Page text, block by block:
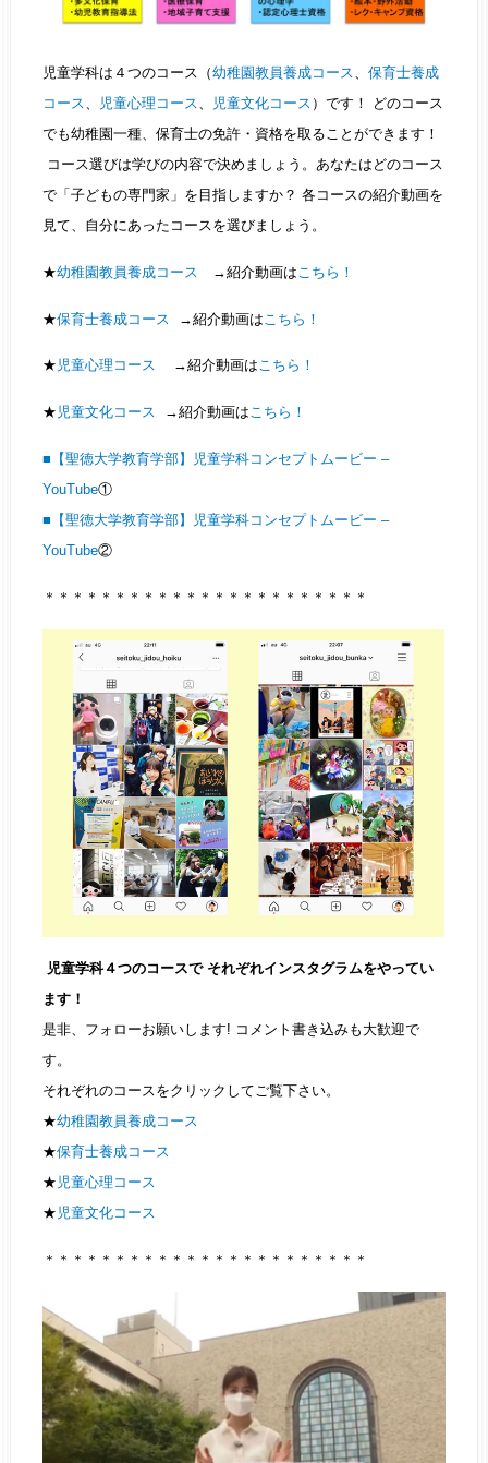
児童学科は４つのコース（幼稚園教員養成コース、保育士養成
コース、 児童心理コース、 児童文化コース ）です！ どのコース
でも幼稚園一種、保育士の免許・資格を取ることができます！
コース選びは学びの内容で決めましょう。あなたはどのコース
で「子どもの専門家」を目指しますか？ 各コースの紹介動画を
見て、自分にあったコースを選びましょう。
★幼稚園教員養成コース →紹介動画は こちら！
★保育士養成コース →紹介動画は こちら！
★ 児童心理コース →紹介動画はこちら！
★ 児童文化コース →紹介動画はこちら！
■【聖徳大学教育学部】児童学科コンセプトムービー –
YouTube①
■【聖徳大学教育学部】児童学科コンセプトムービー –
YouTube②
＊＊＊＊＊＊＊＊＊＊＊＊＊＊＊＊＊＊＊＊＊＊＊
児童学科４つのコースで それぞれインスタグラムをやってい
ます！
是非、フォローお願いします! コメント書き込みも大歓迎で
す。
それぞれのコースをクリックしてご覧下さい。
★幼稚園教員養成コース
★保育士養成コース
★ 児童心理コース
★ 児童文化コース
＊＊＊＊＊＊＊＊＊＊＊＊＊＊＊＊＊＊＊＊＊＊＊